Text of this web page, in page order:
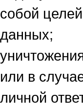
собой
данных;
или в
личной